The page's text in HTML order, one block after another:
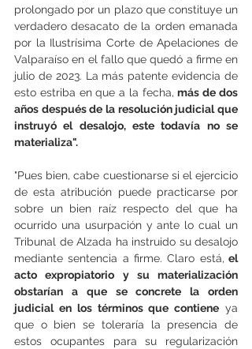
prolongado por un plazo que constituye un
verdadero desacato de la orden emanada
por la Ilustrísima Corte de Apelaciones de
Valparaíso en el fallo que quedó a firme en
julio de 2023. La más patente evidencia de
esto estriba en que a la fecha, más de dos
años después de la resolución judicial que
instruyó el desalojo, este todavía no se
materializa".
"Pues bien, cabe cuestionarse si el ejercicio
de esta atribución puede practicarse por
sobre un bien raíz respecto del que ha
ocurrido una usurpación y ante lo cual un
Tribunal de Alzada ha instruido su desalojo
mediante sentencia a firme. Claro está, el
acto expropiatorio y su materialización
obstarían a que se concrete la orden
judicial en los términos que contiene ya
que o bien se toleraría la presencia de
estos ocupantes para su regularización